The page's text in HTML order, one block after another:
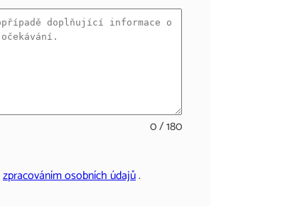
0 / 180
zpracováním osobních údajů.